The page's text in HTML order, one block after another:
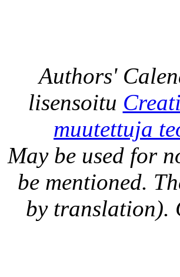
Authors'
lisensoitu
muutettuja
May be used for
be mentioned.
by translation).